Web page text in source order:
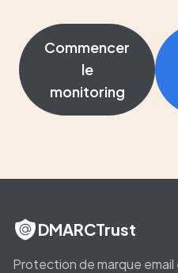
Commencer
le
monitoring
DMARCTrust
Protection de marque